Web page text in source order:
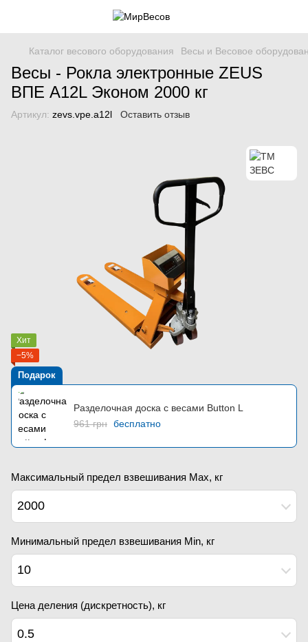
Каталог весового оборудования Весы и Весовое
Весы - Рокла электронные ZEUS
ВПЕ A12L Эконом 2000 кг
Артикул: zevs.vpe.a12l Оставить отзыв
Хит
−5%
Подарок
Разделочная доска с весами Button L
961 грн бесплатно
Максимальный предел взвешивания Мах, кг
2000
Минимальный предел взвешивания Min, кг
10
Цена деления (дискретность), кг
0.5